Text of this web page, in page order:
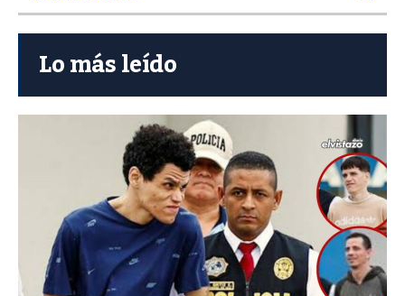
Lo más leído